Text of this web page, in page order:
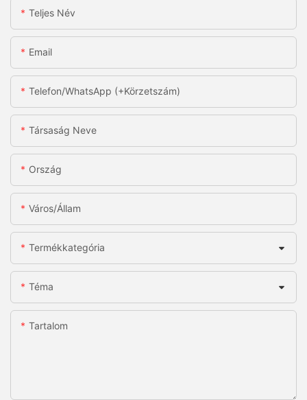
Teljes Név
Email
Telefon/WhatsApp (+körzetszám)
Társaság Neve
Ország
Város/állam
Termékkategória
Téma
Tartalom